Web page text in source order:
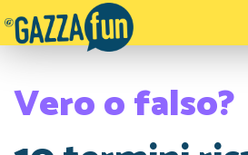
Vero o falso?